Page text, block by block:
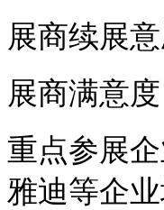
展商续展意
展商满意度
重点参展
雅迪等企